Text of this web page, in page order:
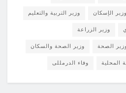
وزير الإسكان وزير التربية والتعليم
وزير الزراعة
الصحة وزير الصحة والسكان
المحلية وفاء الدرمللى